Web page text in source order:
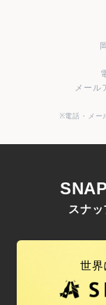
メー
※電話・メー
スナ
世